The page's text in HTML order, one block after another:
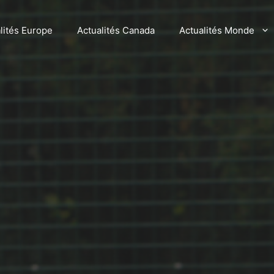
Europe Actualités Canada Actualités Monde